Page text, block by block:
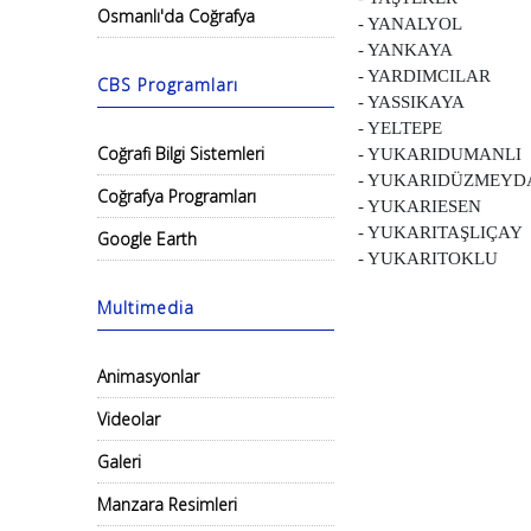
Osmanlı'da Coğrafya
CBS Programları
Coğrafi Bilgi Sistemleri
Coğrafya Programları
Google Earth
Multimedia
Animasyonlar
Videolar
Galeri
Manzara Resimleri
- YANALYOL
- YANKAYA
- YARDIMCILAR
- YASSIKAYA
- YELTEPE
- YUKARIDUMANLI
-
- YUKARIESEN
- YUKARITAŞLIÇAY
- YUKARITOKLU